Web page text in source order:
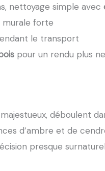
nettoyage simple avec
murale forte
le transport
pour un rendu plus
déboulent
d’ambre et de
presque